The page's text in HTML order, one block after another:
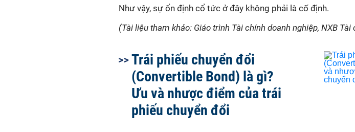
Như vậy, sự ổn định cổ tức ở đây không phải là cố định.
(Tài liệu tham khảo: Giáo trình Tài chính doanh nghiệp, NXB Tài
Trái phiếu chuyển đổi
(Convertible Bond) là gì?
Ưu và nhược điểm của trái
phiếu chuyển đổi